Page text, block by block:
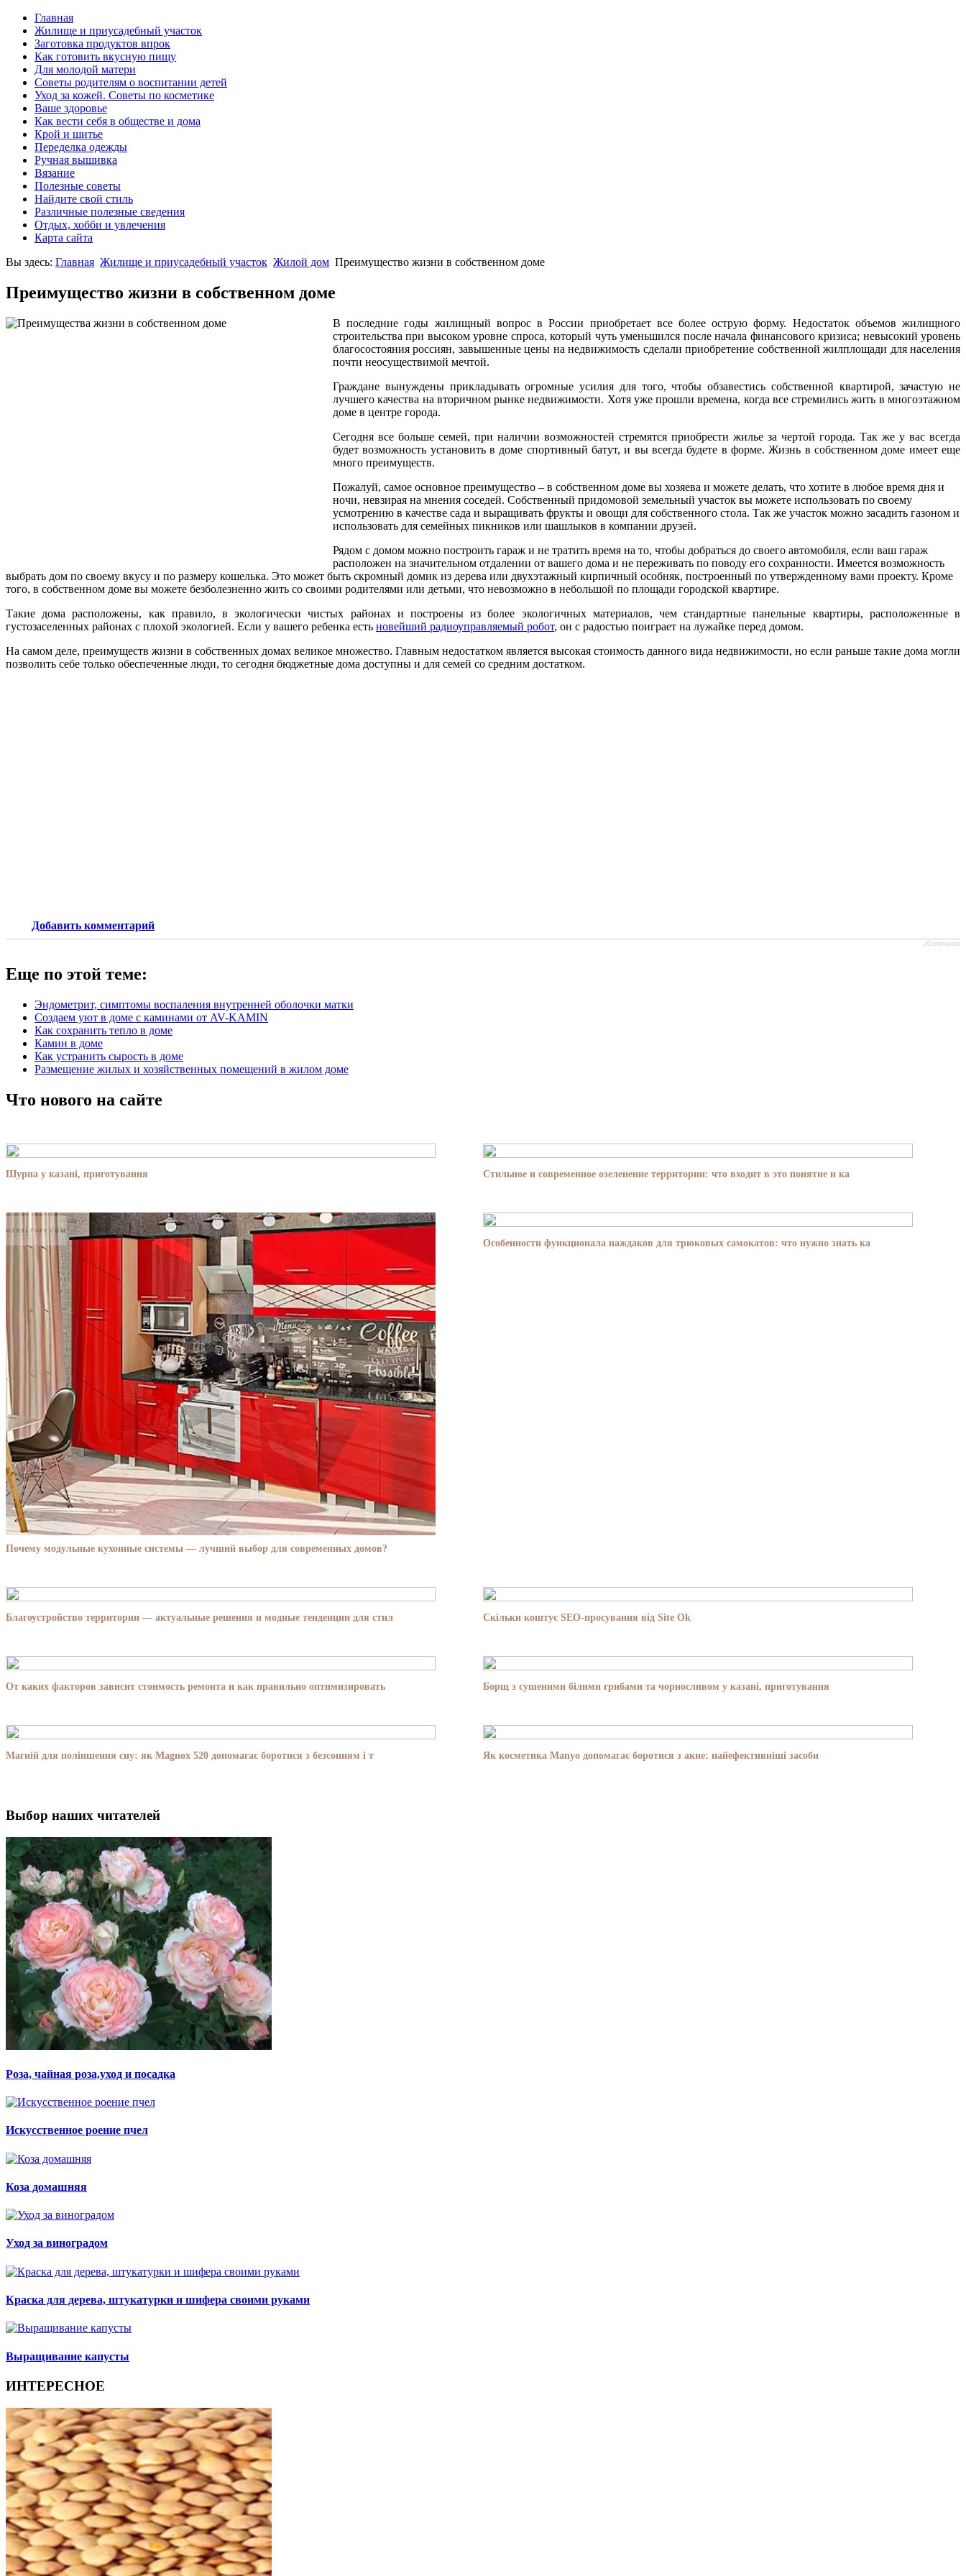
Главная
Жилище и приусадебный участок
Заготовка продуктов впрок
Как готовить вкусную пищу
Для молодой матери
Советы родителям о воспитании детей
Уход за кожей. Советы по косметике
Ваше здоровье
Как вести себя в обществе и дома
Крой и шитье
Переделка одежды
Ручная вышивка
Вязание
Полезные советы
Найдите свой стиль
Различные полезные сведения
Отдых, хобби и увлечения
Карта сайта
Вы здесь: Главная Жилище и приусадебный участок Жилой дом Преимущество жизни в собственном доме
Преимущество жизни в собственном доме
В последние годы жилищный вопрос в России приобретает все более острую форму. Недостаток объемов жилищного
строительства при высоком уровне спроса, который чуть уменьшился после начала финансового кризиса; невысокий уровень
благосостояния россиян, завышенные цены на недвижимость сделали приобретение собственной жилплощади для населения
почти неосуществимой мечтой.
Граждане вынуждены прикладывать огромные усилия для того, чтобы обзавестись собственной квартирой, зачастую не
лучшего качества на вторичном рынке недвижимости. Хотя уже прошли времена, когда все стремились жить в многоэтажном
доме в центре города.
Сегодня все больше семей, при наличии возможностей стремятся приобрести жилье за чертой города. Так же у вас всегда
будет возможность установить в доме спортивный батут, и вы всегда будете в форме. Жизнь в собственном доме имеет еще
много преимуществ.
Пожалуй, самое основное преимущество – в собственном доме вы хозяева и можете делать, что хотите в любое время дня и
ночи, невзирая на мнения соседей. Собственный придомовой земельный участок вы можете использовать по своему
усмотрению в качестве сада и выращивать фрукты и овощи для собственного стола. Так же участок можно засадить газоном и
использовать для семейных пикников или шашлыков в компании друзей.
Рядом с домом можно построить гараж и не тратить время на то, чтобы добраться до своего автомобиля, если ваш гараж
расположен на значительном отдалении от вашего дома и не переживать по поводу его сохранности. Имеется возможность
выбрать дом по своему вкусу и по размеру кошелька. Это может быть скромный домик из дерева или двухэтажный кирпичный особняк, построенный по утвержденному вами проекту. Кроме
того, в собственном доме вы можете безболезненно жить со своими родителями или детьми, что невозможно в небольшой по площади городской квартире.
Такие дома расположены, как правило, в экологически чистых районах и построены из более экологичных материалов, чем стандартные панельные квартиры, расположенные в
густозаселенных районах с плохой экологией. Если у вашего ребенка есть новейший радиоуправляемый робот, он с радостью поиграет на лужайке перед домом.
На самом деле, преимуществ жизни в собственных домах великое множество. Главным недостатком является высокая стоимость данного вида недвижимости, но если раньше такие дома могли
позволить себе только обеспеченные люди, то сегодня бюджетные дома доступны и для семей со средним достатком.
Добавить комментарий
JComments
Еще по этой теме:
Эндометрит, симптомы воспаления внутренней оболочки матки
Создаем уют в доме с каминами от AV-KAMIN
Как сохранить тепло в доме
Камин в доме
Как устранить сырость в доме
Размещение жилых и хозяйственных по­мещений в жилом доме
Что нового на сайте
Шурпа у казані, приготування Стильное и современное озеленение территории: что входит в это понятие и ка
Почему модульные кухонные системы — лучший выбор для современных домов?
Особенности функционала наждаков для трюковых самокатов: что нужно знать ка
Благоустройство территории — актуальные решения и модные тенденции для стил Скільки коштує SEO-просування від Site Ok
От каких факторов зависит стоимость ремонта и как правильно оптимизировать Борщ з сушеними білими грибами та чорносливом у казані, приготування
Магній для поліпшення сну: як Magnox 520 допомагає боротися з безсонням і т Як косметика Manyo допомагає боротися з акне: найефективніші засоби
Выбор наших читателей
Роза, чайная роза,уход и посадка
Искусственное роение пчел
Коза домашняя
Уход за виноградом
Краска для дерева, штукатурки и шифера своими руками
Выращивание капусты
ИНТЕРЕСНОЕ